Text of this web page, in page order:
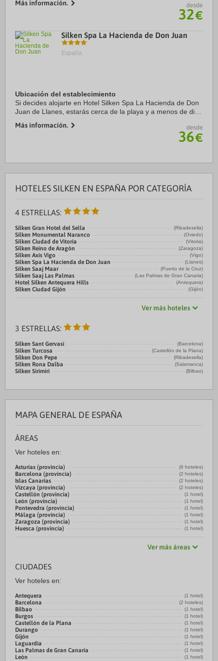
Aeropuerto 2:SANTIAGO COMPOSTELA 77.8 kms
Más información. desde
32€
Silken Spa La Hacienda de Don Juan
España.
Ubicación del establecimiento
Si decides alojarte en Hotel Silken Spa La Hacienda de Don
Juan de Llanes, estarás cerca de la playa y a menos de diez
Además, este hotel con ...
Más información. desde
36€
HOTELES SILKEN EN ESPAÑA POR CATEGORÍA
4 ESTRELLAS:
Silken Gran Hotel del Sella (Ribadesella)
Silken Monumental Naranco (Oviedo)
Silken Ciudad de Vitoria (Vitoria)
Silken Reino de Aragón (Zaragoza)
Silken Axis Vigo (Vigo)
Silken Spa La Hacienda de Don Juan (Llanes)
Silken Saaj Maar (Puerto de la Cruz)
Silken Saaj Las Palmas (Las Palmas de Gran Canaria)
Hotel Silken Antequera Hills (Antequera)
Silken Ciudad Gijón (Gijón)
Ver más hoteles
3 ESTRELLAS:
Silken Sant Gervasi (Barcelona)
Silken Turcosa (Castellón de la Plana)
Silken Don Pepe (Ribadesella)
Silken Rona Dalba (Salamanca)
Silken Sirimiri (Bilbao)
MAPA GENERAL DE ESPAÑA
ÁREAS
Ver hoteles en:
Asturias (provincia) (6 hoteles)
Barcelona (provincia) (2 hoteles)
Islas Canarias (2 hoteles)
Vizcaya (provincia) (2 hoteles)
Castellón (provincia) (1 hotel)
León (provincia) (1 hotel)
Pontevedra (provincia) (1 hotel)
Málaga (provincia) (1 hotel)
Zaragoza (provincia) (1 hotel)
Huesca (provincia) (1 hotel)
Ver más áreas
CIUDADES
Ver hoteles en:
Antequera (1 hotel)
Barcelona (2 hoteles)
Bilbao (1 hotel)
Burgos (1 hotel)
Castellón de la Plana (1 hotel)
Durango (1 hotel)
Gijón (1 hotel)
Laguardia (1 hotel)
Las Palmas de Gran Canaria (1 hotel)
León (1 hotel)